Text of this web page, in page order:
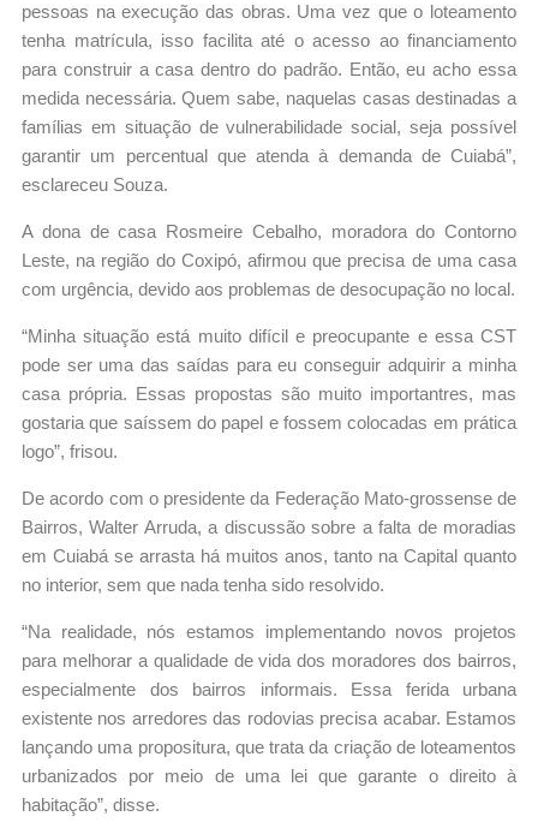
pessoas na execução das obras. Uma vez que o loteamento
tenha matrícula, isso facilita até o acesso ao financiamento
para construir a casa dentro do padrão. Então, eu acho essa
medida necessária. Quem sabe, naquelas casas destinadas a
famílias em situação de vulnerabilidade social, seja possível
garantir um percentual que atenda à demanda de Cuiabá”,
esclareceu Souza.
A dona de casa Rosmeire Cebalho, moradora do Contorno
Leste, na região do Coxipó, afirmou que precisa de uma casa
com urgência, devido aos problemas de desocupação no local.
“Minha situação está muito difícil e preocupante e essa CST
pode ser uma das saídas para eu conseguir adquirir a minha
casa própria. Essas propostas são muito importantres, mas
gostaria que saíssem do papel e fossem colocadas em prática
logo”, frisou.
De acordo com o presidente da Federação Mato-grossense de
Bairros, Walter Arruda, a discussão sobre a falta de moradias
em Cuiabá se arrasta há muitos anos, tanto na Capital quanto
no interior, sem que nada tenha sido resolvido.
“Na realidade, nós estamos implementando novos projetos
para melhorar a qualidade de vida dos moradores dos bairros,
especialmente dos bairros informais. Essa ferida urbana
existente nos arredores das rodovias precisa acabar. Estamos
lançando uma propositura, que trata da criação de loteamentos
urbanizados por meio de uma lei que garante o direito à
habitação”, disse.